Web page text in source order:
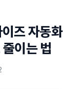
즈 자동화
이는 법